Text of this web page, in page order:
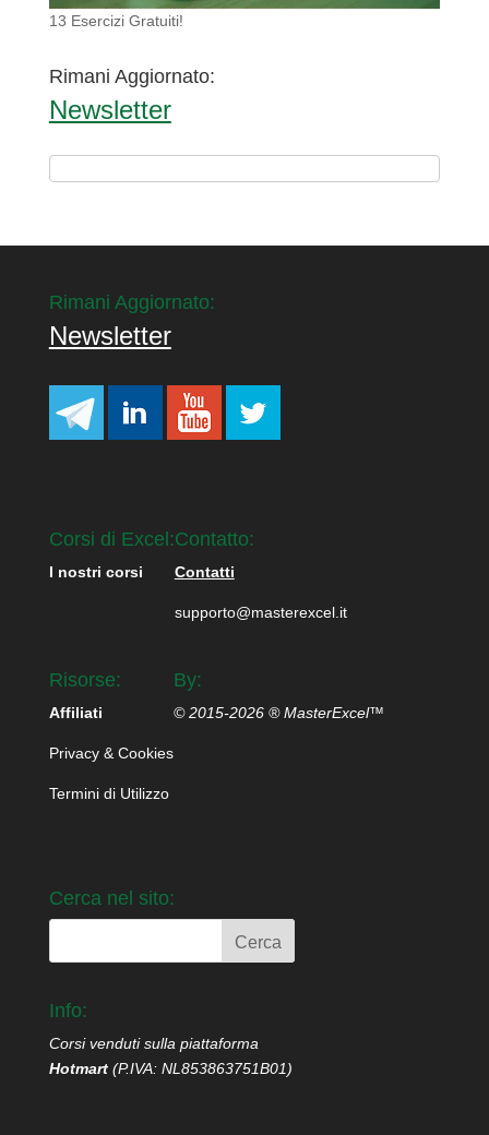
13 Esercizi Gratuiti!
Rimani Aggiornato:
Newsletter
Rimani Aggiornato:
Newsletter
Corsi di Excel:
I nostri corsi
Contatto:
Contatti
supporto@masterexcel.it
Risorse:
Affiliati
Privacy & Cookies
Termini di Utilizzo
By:
© 2015-2026 ® MasterExcel™
Cerca nel sito:
Info:
Corsi venduti sulla piattaforma
Hotmart(P.IVA: NL853863751B01)